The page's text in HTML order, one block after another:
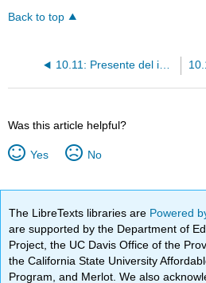
Back to top
10.11: Presente del indicativo
Was this article helpful?
Yes No
The LibreTexts libraries are Powered
are supported by the Department of
Project, the UC Davis Office of the
the California State University
Program, and Merlot. We also